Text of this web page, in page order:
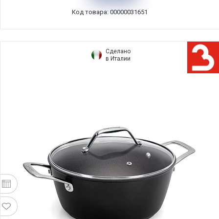
Код товара: 00000031651
Сделано
в Италии